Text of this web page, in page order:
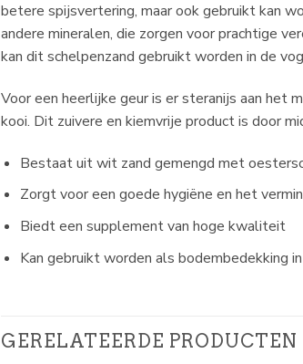
betere spijsvertering, maar ook gebruikt kan
andere mineralen, die zorgen voor prachtige
kan dit schelpenzand gebruikt worden in de
Voor een heerlijke geur is er steranijs aan het
kooi. Dit zuivere en kiemvrije product is door
Bestaat uit wit zand gemengd met
Zorgt voor een goede hygiëne en het
Biedt een supplement van hoge kwaliteit
Kan gebruikt worden als bodembedekking
GERELATEERDE PRODUCTEN